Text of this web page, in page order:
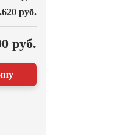
руб.
руб.